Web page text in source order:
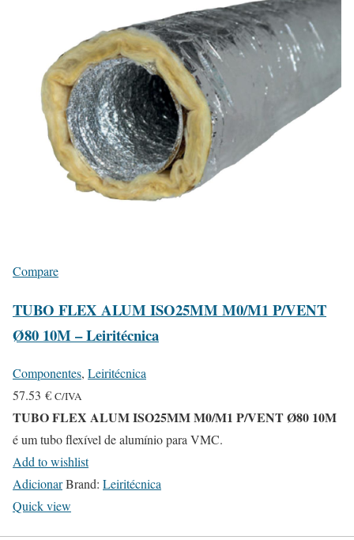
Compare
TUBO FLEX ALUM ISO25MM M0/M1 P/VENT
Ø80 10M – Leiritécnica
Componentes, Leiritécnica
57.53 € C/IVA
TUBO FLEX ALUM ISO25MM M0/M1 P/VENT Ø80 10M
é um tubo flexível de alumínio para VMC.
Add to wishlist
AdicionarBrand: Leiritécnica
Quick view